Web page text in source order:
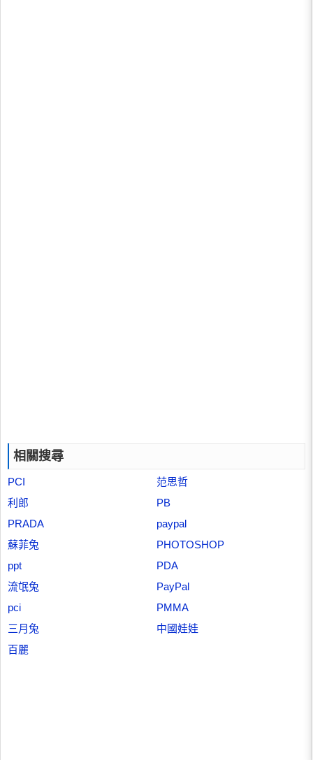
相關搜尋
PCI
范思哲
利郎
PB
PRADA
paypal
蘇菲兔
PHOTOSHOP
ppt
PDA
流氓兔
PayPal
pci
PMMA
三月兔
中國娃娃
百麗